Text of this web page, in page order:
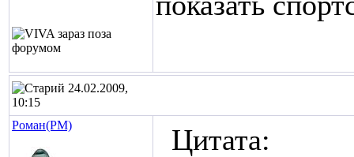
24.02.2009,
10:15
Роман(РМ)
Цитата: